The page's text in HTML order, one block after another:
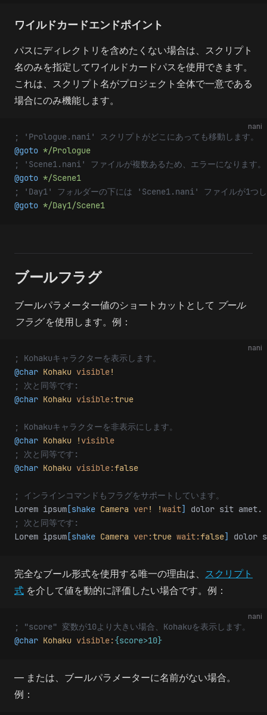
ワイルドカードエンドポイント
パスにディレクトリを含めたくない場合は、スクリプト
名のみを指定してワイルドカードパスを使用できます。
これは、スクリプト名がプロジェクト全体で一意である
場合にのみ機能します。
nani
; 'Prologue.nani' スクリプトがどこにあっても移動します。
@goto */Prologue
; 'Scene1.nani' ファイルが複数あるため、エラーになります。
@goto */Scene1
; 'Day1' フォルダーの下には 'Scene1.nani' ファイルが1つし
@goto */Day1/Scene1
ブールフラグ
ブールパラメーター値のショートカットとして ブール
フラグを使用します。例：
nani
; Kohakuキャラクターを表示します。
@char Kohaku visible!
; 次と同等です:
@char Kohaku visible:true
; Kohakuキャラクターを非表示にします。
@char Kohaku ! visible
; 次と同等です:
@char Kohaku visible:false
; インラインコマンドもフラグをサポートしています。
Lorem ipsum [shake Camera ver! !wait]
dolor sit amet.
; 次と同等です:
Lorem ipsum [shake Camera ver:true wait:false] dolor
完全なブール形式を使用する唯一の理由は、 スクリプト
式 を介して値を動的に評価したい場合です。例：
nani
; "score" 変数が10より大きい場合、Kohakuを表示します。
@char Kohaku visible:{score>10}
— または、ブールパラメーターに名前がない場合。
例：